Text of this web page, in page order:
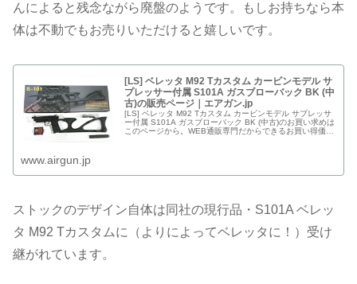
んによると残念ながら廃盤のようです。もしお持ちなら本
体は不動でもお売りいただけると嬉しいです。
[LS] ベレッタ M92 Tカスタム カービンモデル サ
プレッサー付属 S101A ガスブローバック BK (中
古)の販売ページ｜エアガン.jp
[LS] ベレッタ M92 Tカスタム カービンモデル サプレッサ
ー付属 S101A ガスブローバック BK (中古)のお買い求めは
このページから。WEB通販専門だからできるお買い得価
www.airgun.jp
ストックのデザイン自体は同社の現行品・S101A ベレッ
タ M92 Tカスタムに（よりによってベレッタに！）受け
継がれています。